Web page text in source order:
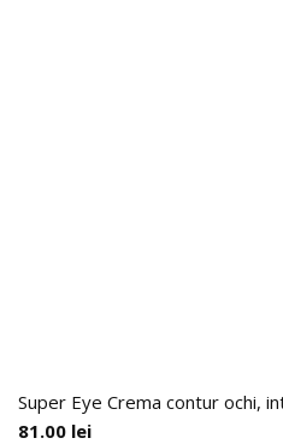
Super Eye Crema contur ochi,
81.00 lei